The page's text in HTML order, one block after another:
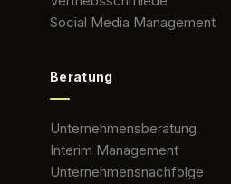
Social Media Management
Beratung
Unternehmensberatung
Interim Management
Unternehmensnachfolge